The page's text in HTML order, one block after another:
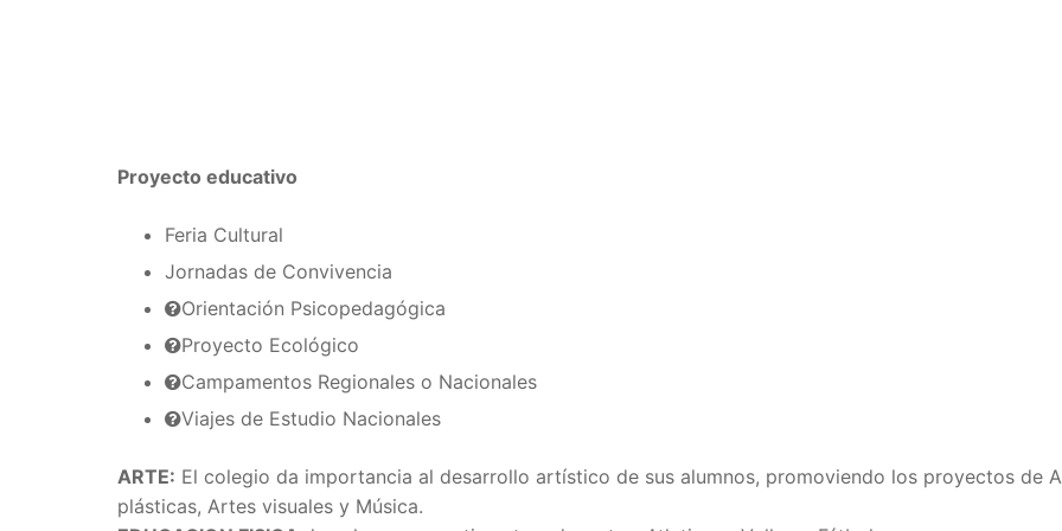
Proyecto educativo
Feria Cultural
Jornadas de Convivencia
Orientación Psicopedagógica
Proyecto Ecológico
Campamentos Regionales o Nacionales
Viajes de Estudio Nacionales
ARTE: El colegio da importancia al desarrollo artístico de sus alumnos, promoviendo los proyectos de
plásticas, Artes visuales y Música.